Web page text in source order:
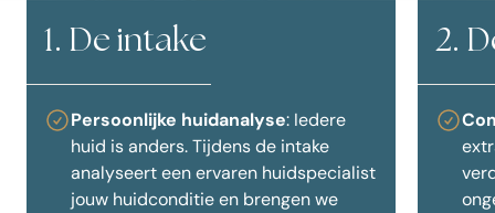
1. De intake
Persoonlijke huidanalyse: Iedere
huid is anders. Tijdens de intake
analyseert een ervaren huidspecialist
jouw huidconditie en brengen we
2.